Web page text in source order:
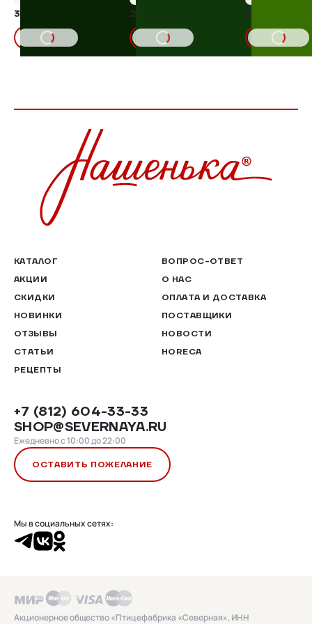
398,65 ₽
В КОРЗИНУ
235,45 ₽
В КОРЗИНУ
596,00 ₽
В КОРЗИНУ
КАТАЛОГ
АКЦИИ
СКИДКИ
НОВИНКИ
ОТЗЫВЫ
СТАТЬИ
РЕЦЕПТЫ
ВОПРОС-ОТВЕТ
О НАС
ОПЛАТА И ДОСТАВКА
ПОСТАВЩИКИ
НОВОСТИ
HORECA
Мы в социальных сетях:
+7 (812) 604-33-33
SHOP@SEVERNAYA.RU
Ежедневно с 10:00 до 22:00
ОСТАВИТЬ ПОЖЕЛАНИЕ
Акционерное общество «Птицефабрика «Северная», ИНН